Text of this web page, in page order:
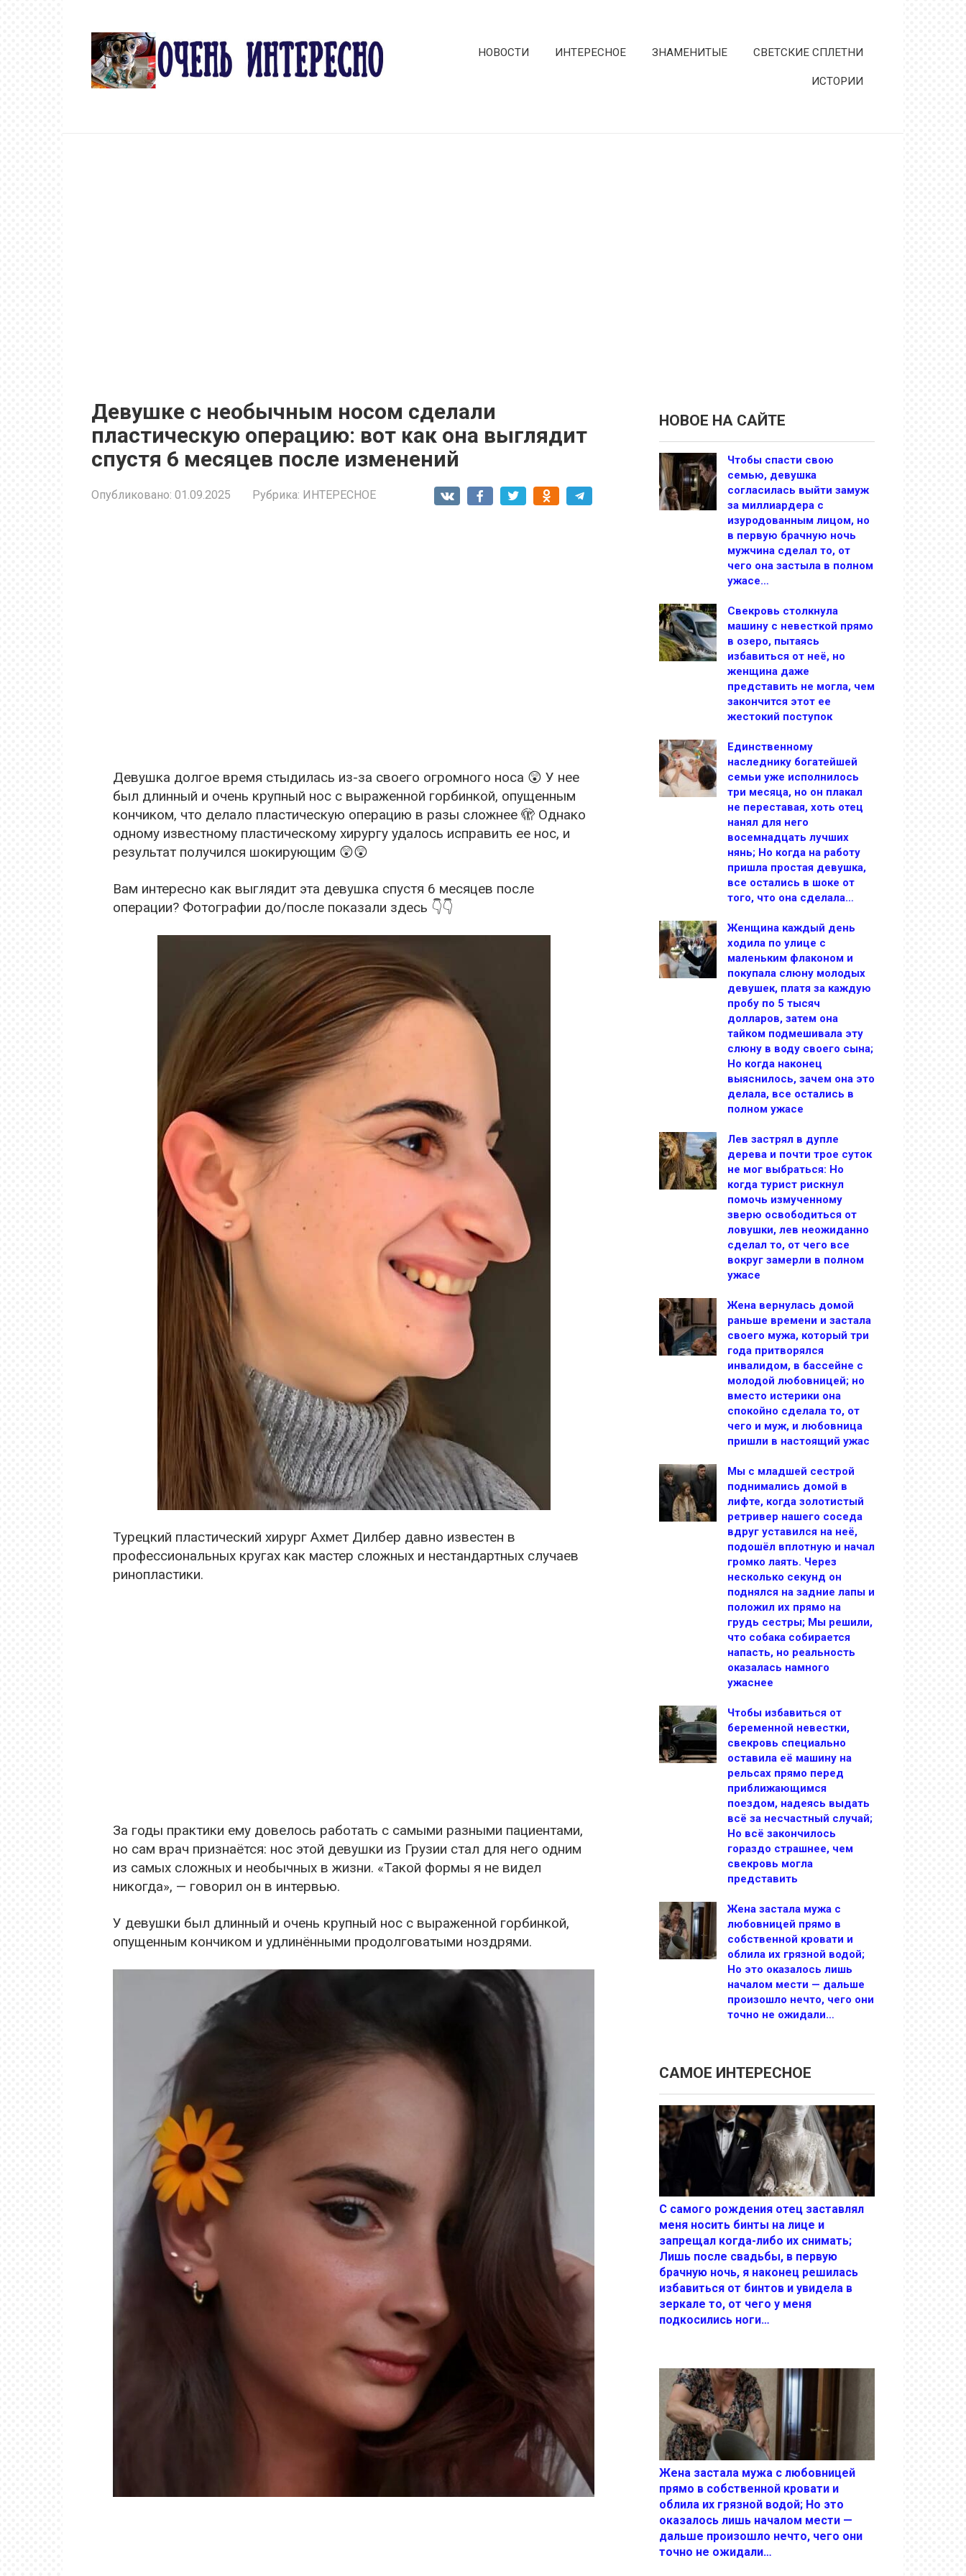
НОВОСТИ ИНТЕРЕСНОЕ ЗНАМЕНИТЫЕ СВЕТСКИЕ СПЛЕТНИ
ИСТОРИИ
Девушке с необычным носом сделали
пластическую операцию: вот как она выглядит
спустя 6 месяцев после изменений
Опубликовано: 01.09.2025 Рубрика: ИНТЕРЕСНОЕ
Девушка долгое время стыдилась из-за своего огромного носа 😲 У нее
был длинный и очень крупный нос с выраженной горбинкой, опущенным
кончиком, что делало пластическую операцию в разы сложнее 🫣 Однако
одному известному пластическому хирургу удалось исправить ее нос, и
результат получился шокирующим 😲😲
Вам интересно как выглядит эта девушка спустя 6 месяцев после
операции? Фотографии до/после показали здесь 👇👇
Турецкий пластический хирург Ахмет Дилбер давно известен в
профессиональных кругах как мастер сложных и нестандартных случаев
ринопластики.
За годы практики ему довелось работать с самыми разными пациентами,
но сам врач признаётся: нос этой девушки из Грузии стал для него одним
из самых сложных и необычных в жизни. «Такой формы я не видел
никогда», — говорил он в интервью.
У девушки был длинный и очень крупный нос с выраженной горбинкой,
опущенным кончиком и удлинёнными продолговатыми ноздрями.
НОВОЕ НА САЙТЕ
Чтобы спасти свою
семью, девушка
согласилась выйти замуж
за миллиардера с
изуродованным лицом, но
в первую брачную ночь
мужчина сделал то, от
чего она застыла в полном
ужасе…
Свекровь столкнула
машину с невесткой прямо
в озеро, пытаясь
избавиться от неё, но
женщина даже
представить не могла, чем
закончится этот ее
жестокий поступок
Единственному
наследнику богатейшей
семьи уже исполнилось
три месяца, но он плакал
не переставая, хоть отец
нанял для него
восемнадцать лучших
нянь; Но когда на работу
пришла простая девушка,
все остались в шоке от
того, что она сделала…
Женщина каждый день
ходила по улице с
маленьким флаконом и
покупала слюну молодых
девушек, платя за каждую
пробу по 5 тысяч
долларов, затем она
тайком подмешивала эту
слюну в воду своего сына;
Но когда наконец
выяснилось, зачем она это
делала, все остались в
полном ужасе
Лев застрял в дупле
дерева и почти трое суток
не мог выбраться: Но
когда турист рискнул
помочь измученному
зверю освободиться от
ловушки, лев неожиданно
сделал то, от чего все
вокруг замерли в полном
ужасе
Жена вернулась домой
раньше времени и застала
своего мужа, который три
года притворялся
инвалидом, в бассейне с
молодой любовницей; но
вместо истерики она
спокойно сделала то, от
чего и муж, и любовница
пришли в настоящий ужас
Мы с младшей сестрой
поднимались домой в
лифте, когда золотистый
ретривер нашего соседа
вдруг уставился на неё,
подошёл вплотную и начал
громко лаять. Через
несколько секунд он
поднялся на задние лапы и
положил их прямо на
грудь сестры; Мы решили,
что собака собирается
напасть, но реальность
оказалась намного
ужаснее
Чтобы избавиться от
беременной невестки,
свекровь специально
оставила её машину на
рельсах прямо перед
приближающимся
поездом, надеясь выдать
всё за несчастный случай;
Но всё закончилось
гораздо страшнее, чем
свекровь могла
представить
Жена застала мужа с
любовницей прямо в
собственной кровати и
облила их грязной водой;
Но это оказалось лишь
началом мести — дальше
произошло нечто, чего они
точно не ожидали…
САМОЕ ИНТЕРЕСНОЕ
С самого рождения отец заставлял
меня носить бинты на лице и
запрещал когда-либо их снимать;
Лишь после свадьбы, в первую
брачную ночь, я наконец решилась
избавиться от бинтов и увидела в
зеркале то, от чего у меня
подкосились ноги…
Жена застала мужа с любовницей
прямо в собственной кровати и
облила их грязной водой; Но это
оказалось лишь началом мести —
дальше произошло нечто, чего они
точно не ожидали…